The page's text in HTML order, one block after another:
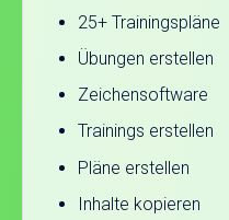
25+ Trainingspläne
Übungen erstellen
Zeichensoftware
Trainings erstellen
Pläne erstellen
Inhalte kopieren